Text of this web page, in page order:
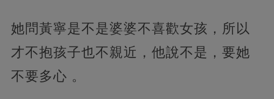
她問黃寧是不是婆婆不喜歡女孩，所以
才不抱孩子也不親近，他說不是，要她
不要多心 。